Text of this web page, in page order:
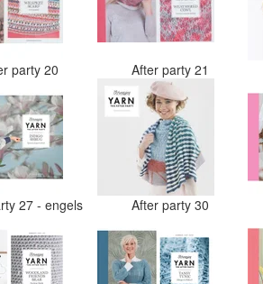
party 20 After party 21
27 - engels After party 30